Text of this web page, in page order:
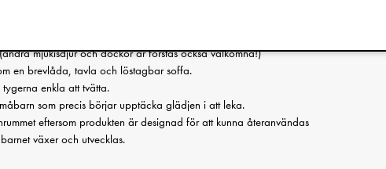
med
mjukisdjur och dockor är förstås också välkomna!)
en brevlåda, tavla och löstagbar soffa.
enkla att tvätta.
som precis börjar upptäcka glädjen i att leka.
eftersom produkten är designad för att kunna återanvändas
växer och utvecklas.